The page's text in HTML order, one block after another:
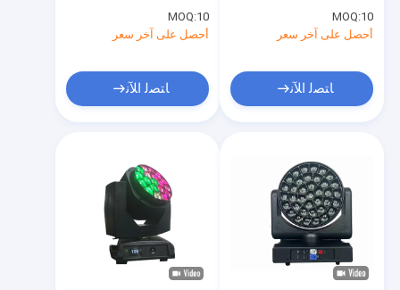
وغسل نقي
MOQ:10
أحصل على آخر سعر
ﺎﺘﺼﻟ ﺍﻶﻧ
MOQ:10
أحصل على آخر سعر
ﺎﺘﺼﻟ ﺍﻶﻧ